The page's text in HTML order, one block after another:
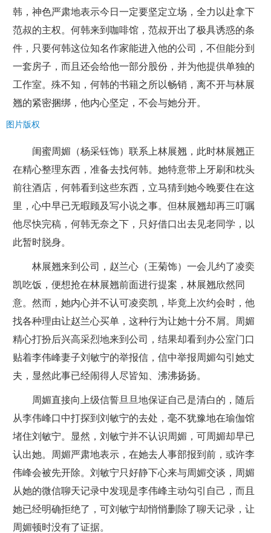
韩，神色严肃地表示今日一定要坚定立场，全力以赴拿下
范叔的主权。何韩来到咖啡馆，范叔开出了极具诱惑的条
件，只要何韩这位知名作家能进入他的公司，不但能分到
一套房子，而且还会给他一部分股份，并为他提供单独的
工作室。殊不知，何韩的书籍之所以畅销，离不开与林展
翘的紧密捆绑，他内心坚定，不会与她分开。
图片版权
闺蜜周媚（杨采钰饰）联系上林展翘，此时林展翘正
在精心整理东西，准备去找何韩。她特意带上牙刷和枕头
前往酒店，何韩看到这些东西，立马猜到她今晚要住在这
里，心中早已无暇顾及写小说之事。但林展翘却再三叮嘱
他尽快完稿，何韩无奈之下，只好借口出去见老同学，以
此暂时脱身。
林展翘来到公司，赵兰心（王菊饰）一会儿约了凌奕
凯吃饭，便想抢在林展翘前面进行提案，林展翘欣然同
意。然而，她内心并不认可凌奕凯，毕竟上次约会时，他
找各种理由让赵兰心买单，这种行为让她十分不屑。周媚
精心打扮后兴高采烈地来到公司，结果却看到办公室门口
贴着李伟峰妻子刘敏宁的举报信，信中举报周媚勾引她丈
夫，显然此事已经闹得人尽皆知、沸沸扬扬。
周媚直接向上级信誓旦旦地保证自己是清白的，随后
从李伟峰口中打探到刘敏宁的去处，毫不犹豫地在瑜伽馆
堵住刘敏宁。显然，刘敏宁并不认识周媚，可周媚却早已
认出她。周媚严肃地表示，在她去人事部报到前，或许李
伟峰会被先开除。刘敏宁只好静下心来与周媚交谈，周媚
从她的微信聊天记录中发现是李伟峰主动勾引自己，而且
她已经明确拒绝了，可刘敏宁却悄悄删除了聊天记录，让
周媚顿时没有了证据。